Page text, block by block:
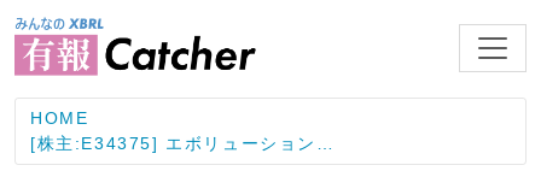
HOME
[株主:E34375] エボリューション…